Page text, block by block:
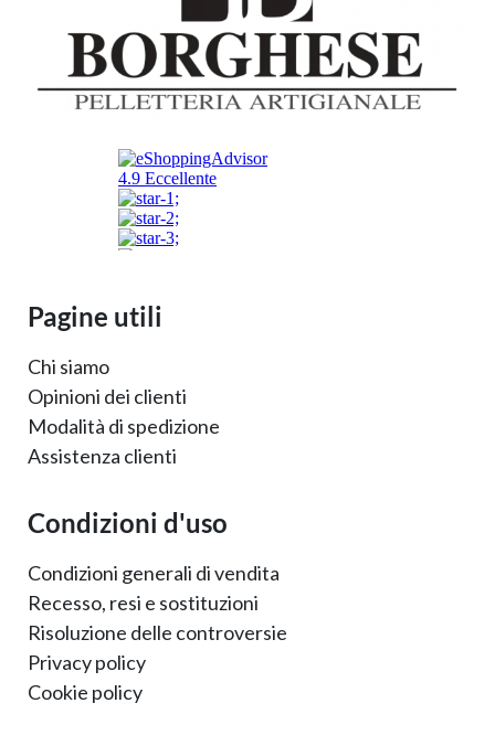
Pagine utili
Chi siamo
Opinioni dei clienti
Modalità di spedizione
Assistenza clienti
Condizioni d'uso
Condizioni generali di vendita
Recesso, resi e sostituzioni
Risoluzione delle controversie
Privacy policy
Cookie policy